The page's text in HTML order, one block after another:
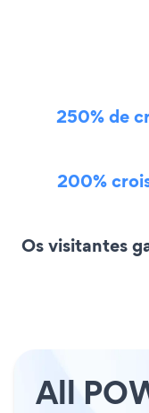
250% de
200%
Os visitantes
All